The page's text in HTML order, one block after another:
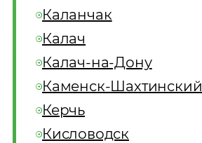
Каланчак
Калач
Калач-на-Дону
Каменск-Шахтинский
Керчь
Кисловодск